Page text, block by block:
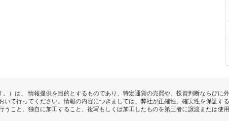
）は、 情報提供を目的とするものであり、特定通貨の売買や、投資判断ならびに
て行ってください。情報の内容につきましては、弊社が正確性、確実性を保証す
こと、独自に加工すること、複写もしくは加工したものを第三者に譲渡または使